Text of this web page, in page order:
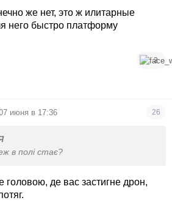
же нет, это ж илитарные
него быстро платформу
3
июня в 17:36 26
в полі стає?
головою, де вас застигне дрон,